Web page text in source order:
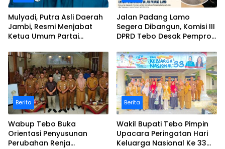
Mulyadi, Putra Asli Daerah
Jambi, Resmi Menjabat
Ketua Umum Partai
Perwakilan ASEAN Partai
Perubahan di Malaysia
Jalan Padang Lamo
Segera Dibangun, Komisi III
DPRD Tebo Desak Pemprov
Anggaran Rp70 Miliar
Berita
Wabup Tebo Buka
Orientasi Penyusunan
Perubahan Renja
Berita
Wakil Bupati Tebo Pimpin
Upacara Peringatan Hari
Keluarga Nasional Ke 33